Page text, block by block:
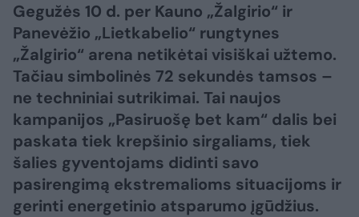
Gegužės 10 d. per Kauno „Žalgirio“ ir
Panevėžio „Lietkabelio“ rungtynes
„Žalgirio“ arena netikėtai visiškai užtemo.
Tačiau simbolinės 72 sekundės tamsos –
ne techniniai sutrikimai. Tai naujos
kampanijos „Pasiruošę bet kam“ dalis bei
paskata tiek krepšinio sirgaliams, tiek
šalies gyventojams didinti savo
pasirengimą ekstremalioms situacijoms ir
gerinti energetinio atsparumo įgūdžius.